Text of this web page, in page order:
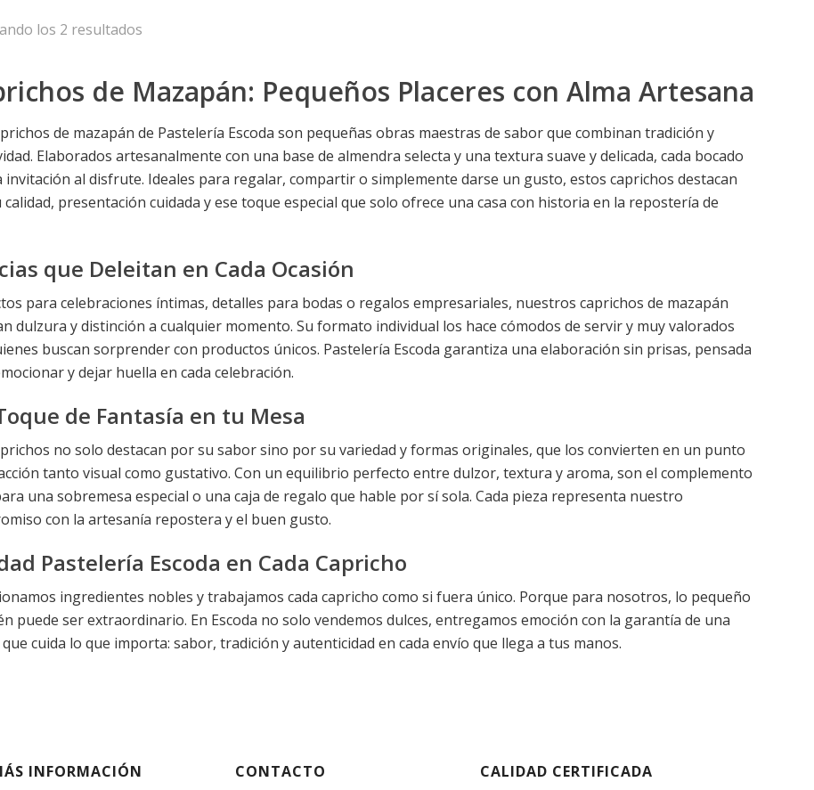
de Mazapán: Pequeños Placeres con Alma Artesana
de mazapán de Pastelería Escoda son pequeñas obras maestras de sabor que combinan tradición y
Elaborados artesanalmente con una base de almendra selecta y una textura suave y delicada, cada bocado
invitación al disfrute. Ideales para regalar, compartir o simplemente darse un gusto, estos caprichos destacan
calidad, presentación cuidada y ese toque especial que solo ofrece una casa con historia en la repostería de
que Deleitan en Cada Ocasión
para celebraciones íntimas, detalles para bodas o regalos empresariales, nuestros caprichos de mazapán
dulzura y distinción a cualquier momento. Su formato individual los hace cómodos de servir y muy valorados
buscan sorprender con productos únicos. Pastelería Escoda garantiza una elaboración sin prisas, pensada
y dejar huella en cada celebración.
de Fantasía en tu Mesa
no solo destacan por su sabor sino por su variedad y formas originales, que los convierten en un punto
tanto visual como gustativo. Con un equilibrio perfecto entre dulzor, textura y aroma, son el complemento
una sobremesa especial o una caja de regalo que hable por sí sola. Cada pieza representa nuestro
con la artesanía repostera y el buen gusto.
Pastelería Escoda en Cada Capricho
ingredientes nobles y trabajamos cada capricho como si fuera único. Porque para nosotros, lo pequeño
puede ser extraordinario. En Escoda no solo vendemos dulces, entregamos emoción con la garantía de una
que cuida lo que importa: sabor, tradición y autenticidad en cada envío que llega a tus manos.
los 2 resultados
INFORMACIÓN CONTACTO CALIDAD CERTIFICADA